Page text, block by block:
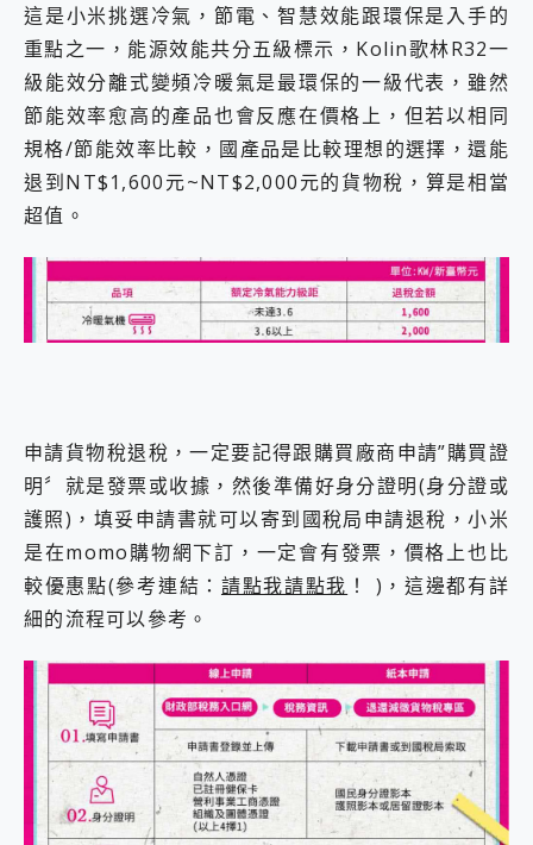
這是小米挑選冷氣，節電、智慧效能跟環保是入手的
重點之一，能源效能共分五級標示，Kolin歌林R32一
級能效分離式變頻冷暖氣是最環保的一級代表，雖然
節能效率愈高的產品也會反應在價格上，但若以相同
規格/節能效率比較，國產品是比較理想的選擇，還能
退到NT$1,600元~NT$2,000元的貨物稅，算是相當
超值。
申請貨物稅退稅，一定要記得跟購買廠商申請”購買證
明〞就是發票或收據，然後準備好身分證明(身分證或
護照)，填妥申請書就可以寄到國稅局申請退稅，小米
是在momo購物網下訂，一定會有發票，價格上也比
較優惠點(參考連結： 請點我請點我 ！ )，這邊都有詳
細的流程可以參考。